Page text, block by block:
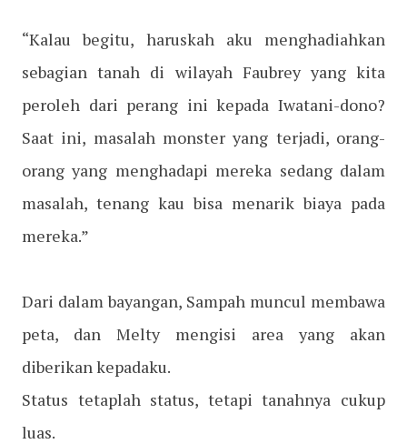
“Kalau begitu, haruskah aku menghadiahkan
sebagian tanah di wilayah Faubrey yang kita
peroleh dari perang ini kepada Iwatani-dono?
Saat ini, masalah monster yang terjadi, orang-
orang yang menghadapi mereka sedang dalam
masalah, tenang kau bisa menarik biaya pada
mereka.”
Dari dalam bayangan, Sampah muncul membawa
peta, dan Melty mengisi area yang akan
diberikan kepadaku.
Status tetaplah status, tetapi tanahnya cukup
luas.